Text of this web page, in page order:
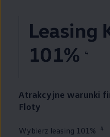
Leasing
101%
4
Atrakcyjne warunki
Floty
Wybierz leasing 101% 4